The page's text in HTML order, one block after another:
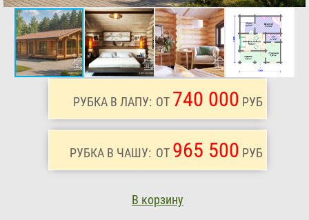
РУБКА В ЛАПУ: ОТ 740 000 РУБ
РУБКА В ЧАШУ: ОТ 965 500 РУБ
В корзину